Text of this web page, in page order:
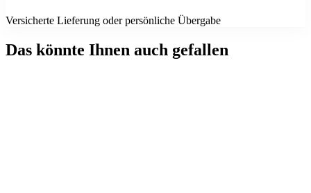
Versicherte Lieferung oder persönliche Übergabe
Das könnte Ihnen auch gefallen